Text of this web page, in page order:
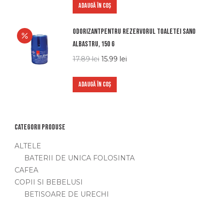
ADAUGĂ ÎN COȘ
Odorizantpentru rezervorul toaletei Sano
Albastru, 150 g
17.89lei 15.99 lei
ADAUGĂ ÎN COȘ
Categorii produse
ALTELE
BATERII DE UNICA FOLOSINTA
CAFEA
COPII SI BEBELUSI
BETISOARE DE URECHI